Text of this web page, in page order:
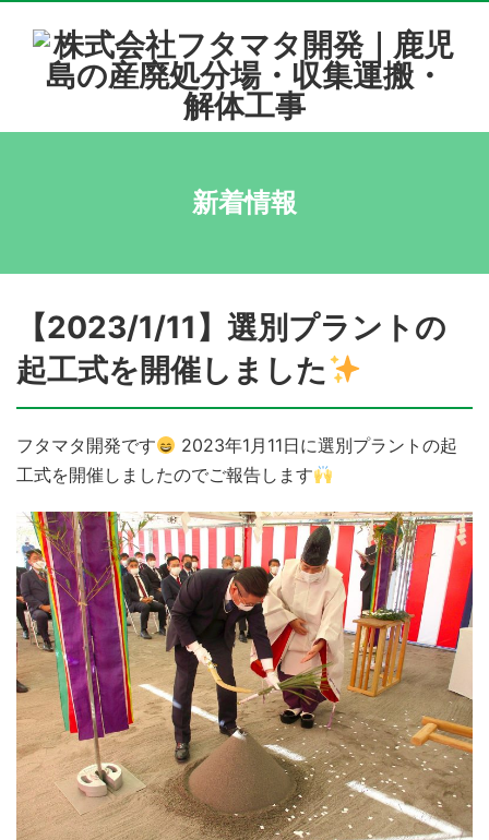
新着情報
【2023/1/11】選別プラントの
起工式を開催しました
フタマタ開発です
2023年1月11日に選別プラントの起
工式を開催しましたのでご報告します